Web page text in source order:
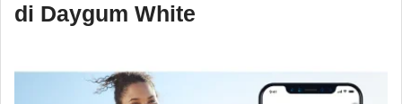
di Daygum White